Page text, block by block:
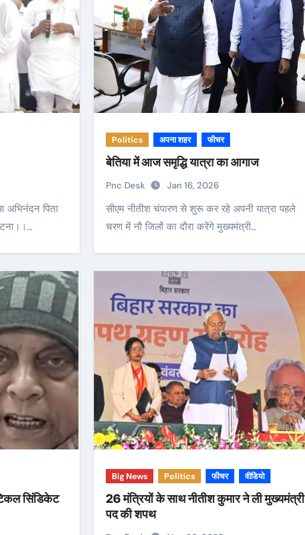
Politics अपना शहर फीचर
बेतिया में आज समृद्धि यात्रा का आगाज
Pnc Desk Jan 16, 2026
सीएम नीतीश चंपारण से शुरू कर रहे अपनी यात्रा पहले
चरण में नौ जिलों का दौरा करेंगे मुख्यमंत्री…
सिंडिकेट
Big News Politics फीचर वीडियो
26 मंत्रियों के साथ नीतीश कुमार ने ली मुख्यमंत्री
पद की शपथ